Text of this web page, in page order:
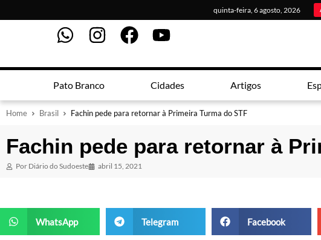
quinta-feira, 6 agosto, 2026
Pato Branco Cidades Artigos
Home Brasil Fachin pede para retornar à Primeira Turma do STF
Fachin pede para retornar à
Por Diário do Sudoeste abril 15, 2021
WhatsApp Telegram Facebook